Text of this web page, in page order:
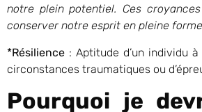
notre plein potentiel. Ces
conserver notre esprit en pleine
*Résilience : Aptitude d’un individu
circonstances traumatiques ou
Pourquoi je